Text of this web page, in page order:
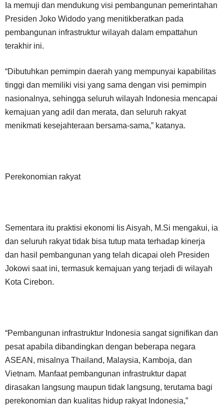
Ia memuji dan mendukung visi pembangunan pemerintahan
Presiden Joko Widodo yang menitikberatkan pada
pembangunan infrastruktur wilayah dalam empattahun
terakhir ini.
“Dibutuhkan pemimpin daerah yang mempunyai kapabilitas
tinggi dan memiliki visi yang sama dengan visi pemimpin
nasionalnya, sehingga seluruh wilayah Indonesia mencapai
kemajuan yang adil dan merata, dan seluruh rakyat
menikmati kesejahteraan bersama-sama,” katanya.
Perekonomian rakyat
Sementara itu praktisi ekonomi Iis Aisyah, M.Si mengakui, ia
dan seluruh rakyat tidak bisa tutup mata terhadap kinerja
dan hasil pembangunan yang telah dicapai oleh Presiden
Jokowi saat ini, termasuk kemajuan yang terjadi di wilayah
Kota Cirebon.
“Pembangunan infrastruktur Indonesia sangat signifikan dan
pesat apabila dibandingkan dengan beberapa negara
ASEAN, misalnya Thailand, Malaysia, Kamboja, dan
Vietnam. Manfaat pembangunan infrastruktur dapat
dirasakan langsung maupun tidak langsung, terutama bagi
perekonomian dan kualitas hidup rakyat Indonesia,”